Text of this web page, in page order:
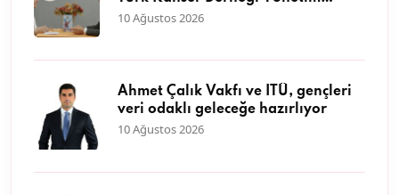
Kurulu Başkanı Burak Duruman
10 Ağustos 2026
Ahmet Çalık Vakfı ve İTÜ, gençleri
veri odaklı geleceğe hazırlıyor
10 Ağustos 2026